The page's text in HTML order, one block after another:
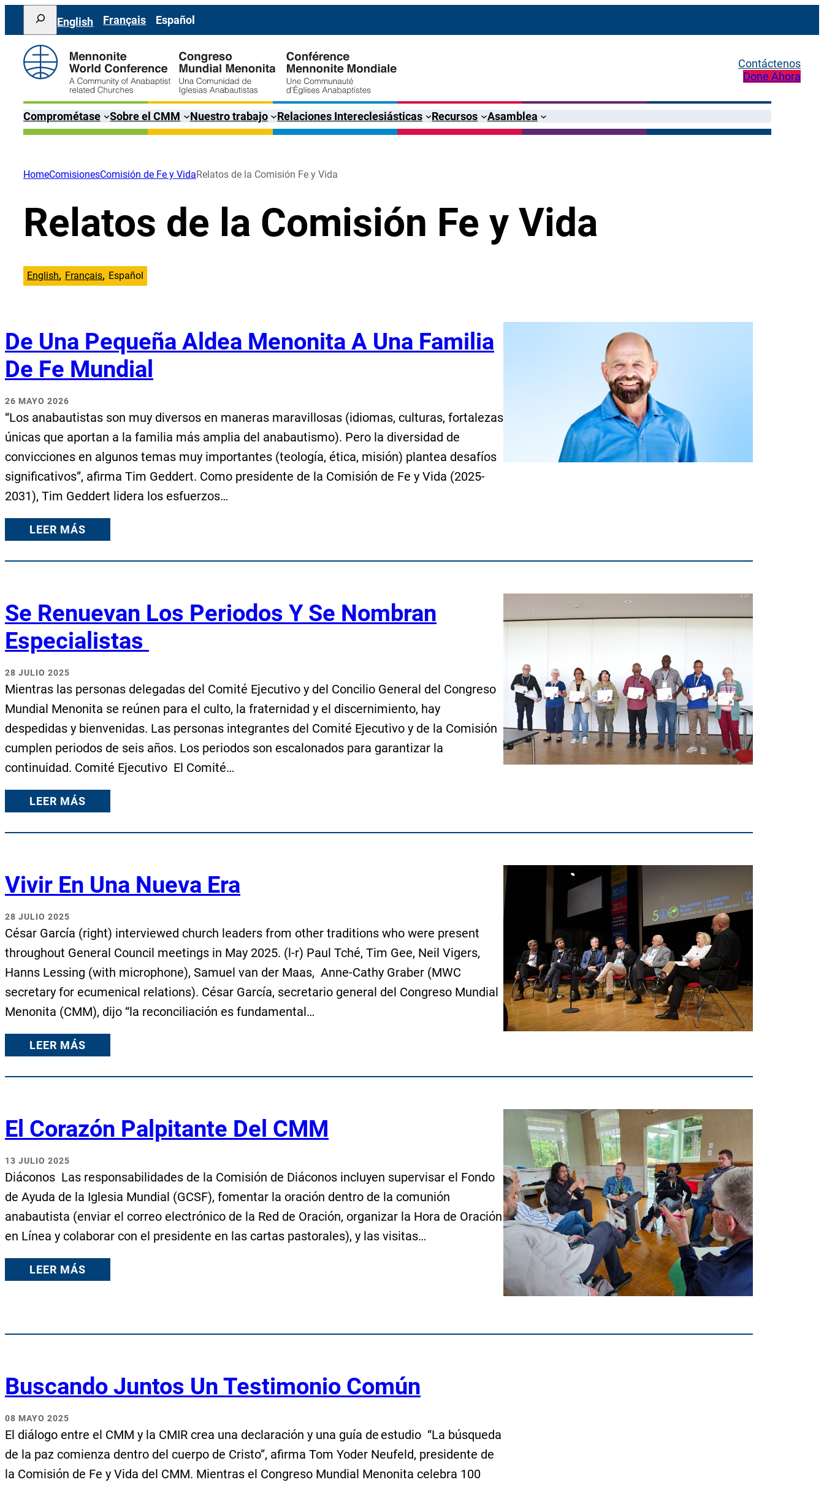
Saltar
contenido
Search
English Français Español
Contáctenos
Done Ahora
Comprométase Sobre el CMM Nuestro trabajo Relaciones Intereclesiásticas Recursos Asamblea
HomeComisionesComisión de Fe y VidaRelatos de la Comisión Fe y Vida
Relatos de la Comisión Fe y Vida
English Français Español
De Una Pequeña Aldea Menonita A Una Familia
De Fe Mundial
26 MAYO 2026
“Los anabautistas son muy diversos en maneras maravillosas (idiomas, culturas, fortalezas
únicas que aportan a la familia más amplia del anabautismo). Pero la diversidad de
convicciones en algunos temas muy importantes (teología, ética, misión) plantea desafíos
significativos”, afirma Tim Geddert. Como presidente de la Comisión de Fe y Vida (2025-
2031), Tim Geddert lidera los esfuerzos…
LEER MÁS
Se Renuevan Los Periodos Y Se Nombran
Especialistas
28 JULIO 2025
Mientras las personas delegadas del Comité Ejecutivo y del Concilio General del Congreso
Mundial Menonita se reúnen para el culto, la fraternidad y el discernimiento, hay
despedidas y bienvenidas. Las personas integrantes del Comité Ejecutivo y de la Comisión
cumplen periodos de seis años. Los periodos son escalonados para garantizar la
continuidad. Comité Ejecutivo El Comité…
LEER MÁS
Vivir En Una Nueva Era
28 JULIO 2025
César García (right) interviewed church leaders from other traditions who were present
throughout General Council meetings in May 2025. (l-r) Paul Tché, Tim Gee, Neil Vigers,
Hanns Lessing (with microphone), Samuel van der Maas, Anne-Cathy Graber (MWC
secretary for ecumenical relations). César García, secretario general del Congreso Mundial
Menonita (CMM), dijo “la reconciliación es fundamental…
LEER MÁS
El Corazón Palpitante Del CMM
13 JULIO 2025
Diáconos Las responsabilidades de la Comisión de Diáconos incluyen supervisar el Fondo
de Ayuda de la Iglesia Mundial (GCSF), fomentar la oración dentro de la comunión
anabautista (enviar el correo electrónico de la Red de Oración, organizar la Hora de Oración
en Línea y colaborar con el presidente en las cartas pastorales), y las visitas…
LEER MÁS
Buscando Juntos Un Testimonio Común
08 MAYO 2025
El diálogo entre el CMM y la CMIR crea una declaración y una guía de estudio “La búsqueda
de la paz comienza dentro del cuerpo de Cristo”, afirma Tom Yoder Neufeld, presidente de
la Comisión de Fe y Vida del CMM. Mientras el Congreso Mundial Menonita celebra 100